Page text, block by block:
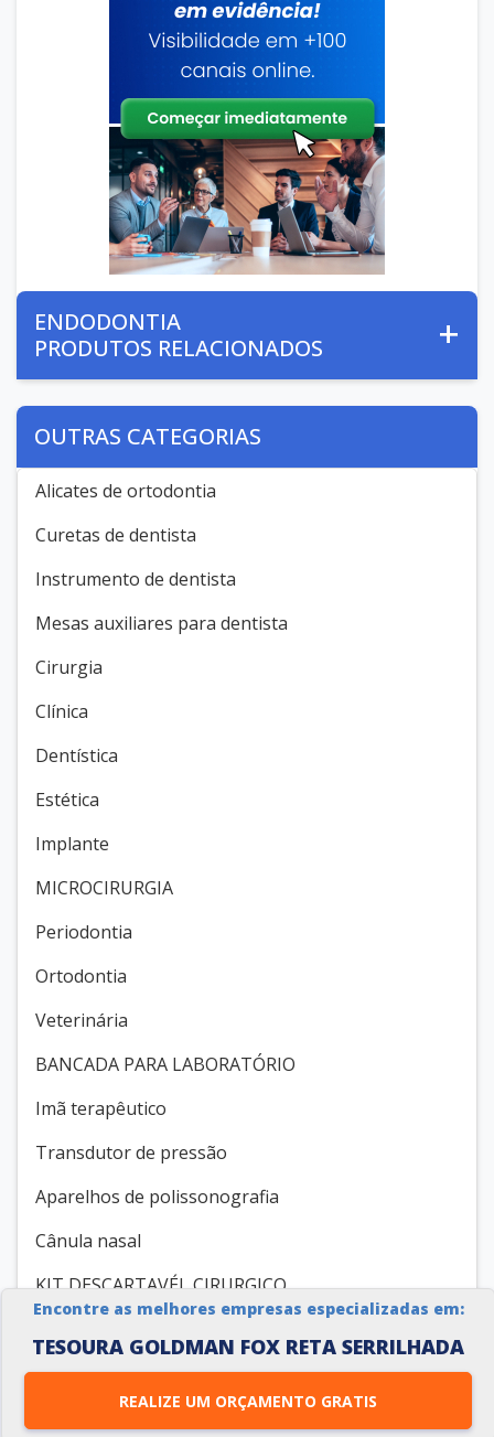
Encontre as melhores empresas especializadas em:
TESOURA GOLDMAN FOX RETA SERRILHADA
REALIZE UM ORÇAMENTO GRATIS
ENDODONTIA
PRODUTOS RELACIONADOS
OUTRAS CATEGORIAS
Alicates de ortodontia
Curetas de dentista
Instrumento de dentista
Mesas auxiliares para dentista
Cirurgia
Clínica
Dentística
Estética
Implante
MICROCIRURGIA
Periodontia
Ortodontia
Veterinária
BANCADA PARA LABORATÓRIO
Imã terapêutico
Transdutor de pressão
Aparelhos de polissonografia
Cânula nasal
KIT DESCARTAVÉL CIRURGICO
VEJA ALGUMAS REFERÊNCIAS DE
TESOURA GOLDMAN FOX RETA